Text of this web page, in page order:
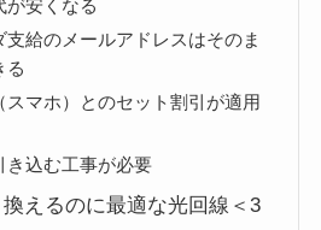
が安くなる
支給のメールアドレスはそのま
る
スマホ）とのセット割引が適用
き込む工事が必要
えるのに最適な光回線＜3